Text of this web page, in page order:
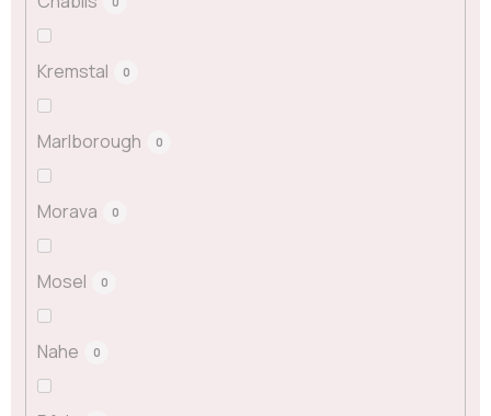
Kremstal 0
Marlborough 0
Morava 0
Mosel 0
Nahe 0